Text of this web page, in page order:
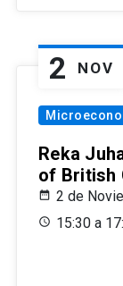
2 NOV
Reka
of British
2 de
15:30 a